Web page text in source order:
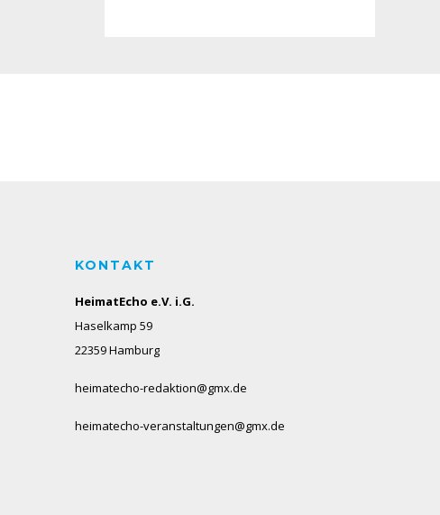
KONTAKT
HeimatEcho e.V. i.G.
Haselkamp 59
22359 Hamburg
heimatecho-redaktion@gmx.de
heimatecho-veranstaltungen@gmx.de